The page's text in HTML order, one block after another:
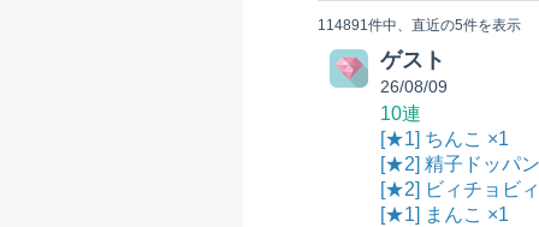
114891件中、直近の5件を表示
ゲスト
26/08/09
10連
[★1] ちんこ ×1
[★2] 精子ドッパ
[★2] ビィチョビ
[★1] まんこ ×1